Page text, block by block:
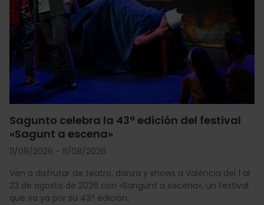
Sagunto celebra la 43ª edición del festival
«Sagunt a escena»
11/08/2026 - 11/08/2026
Ven a disfrutar de teatro, danza y shows a València del 1 al
23 de agosto de 2026 con «Sangunt a escena», un festival
que va ya por su 43ª edición.